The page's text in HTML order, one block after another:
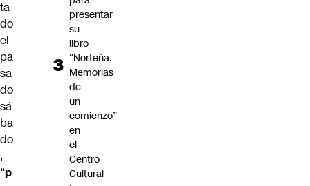
ta
do
el
pa
sa
do
sá
ba
do
,
“p
presentar
su
libro
“Norteña.
Memorias
de
un
comienzo”
en
el
Centro
Cultural